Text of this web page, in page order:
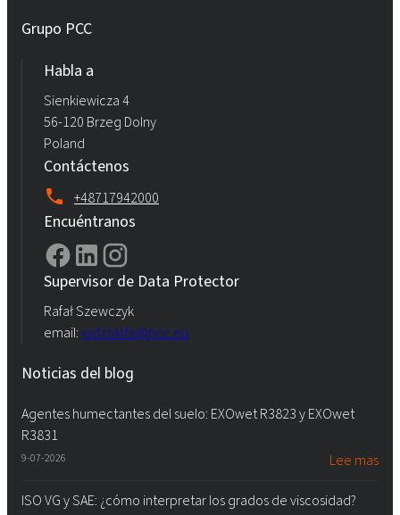
Grupo PCC
Habla a
Sienkiewicza 4
56-120 Brzeg Dolny
Poland
Contáctenos
+48717942000
Encuéntranos
Supervisor de Data Protector
Rafał Szewczyk
email: iod.rokita@pcc.eu
Noticias del blog
Agentes humectantes del suelo: EXOwet R3823 y EXOwet
R3831
9-07-2026 Lee mas
ISO VG y SAE: ¿cómo interpretar los grados de viscosidad?